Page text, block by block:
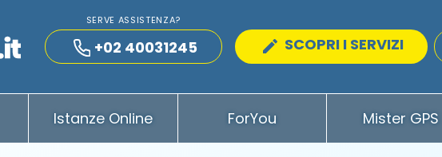
SERVE ASSISTENZA?
+02 40031245 SCOPRI I SERVIZI
Istanze Online ForYou Mister GPS